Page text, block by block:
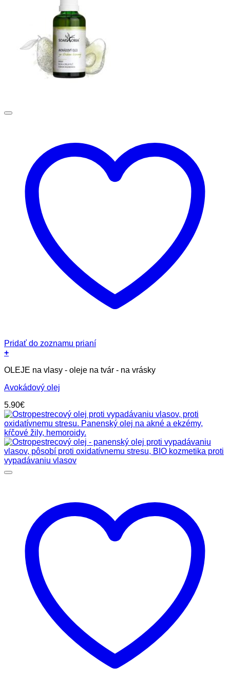
Pridať do zoznamu prianí
+
OLEJE na vlasy - oleje na tvár - na vrásky
Avokádový olej
5.90€